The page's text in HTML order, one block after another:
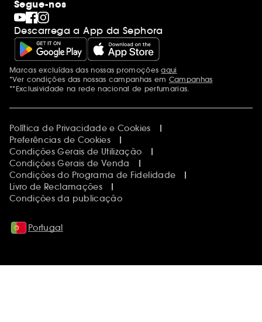
Segue-nos
Descarrega a App da Sephora
Menções adicionais
Marcas excluídas das nossas promoçõesaqui
*Ver condições das nossas campanhas em Campanhas
**Exclusividade na rede nacional de perfumarias.
Política de Privacidade e Cookies
Preferências de Cookies
Condições Gerais de Utilização
Condições Gerais de Venda
Condições do Programa de Fidelidade
Livro de Reclamações
Condições da publicação
Portugal